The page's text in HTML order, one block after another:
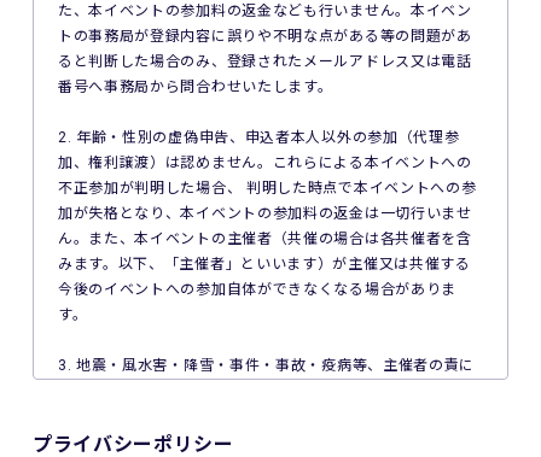
た、本イベントの参加料の返金なども行いません。本イベン
トの事務局が登録内容に誤りや不明な点がある等の問題があ
ると判断した場合のみ、登録されたメールアドレス又は電話
番号へ事務局から問合わせいたします。
2. 年齢・性別の虚偽申告、申込者本人以外の参加（代理参
加、権利譲渡）は認めません。これらによる本イベントへの
不正参加が判明した場合、 判明した時点で本イベントへの参
加が失格となり、本イベントの参加料の返金は一切行いませ
ん。また、本イベントの主催者（共催の場合は各共催者を含
みます。以下、「主催者」といいます）が主催又は共催する
今後のイベントへの参加自体ができなくなる場合がありま
す。
3. 地震・風水害・降雪・事件・事故・疫病等、主催者の責に
プライバシーポリシー